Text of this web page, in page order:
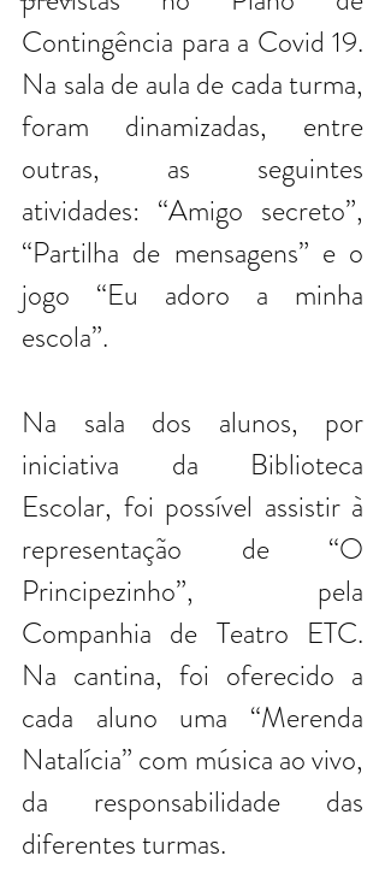
Contingência para a Covid 19.
Na sala de aula de cada turma,
foram dinamizadas, entre
outras, as seguintes
atividades: “Amigo secreto”,
“Partilha de mensagens” e o
jogo “Eu adoro a minha
escola”.
Na sala dos alunos, por
iniciativa da Biblioteca
Escolar, foi possível assistir à
representação de “O
Principezinho”, pela
Companhia de Teatro ETC.
Na cantina, foi oferecido a
cada aluno uma “Merenda
Natalícia” com música ao vivo,
da responsabilidade das
diferentes turmas.